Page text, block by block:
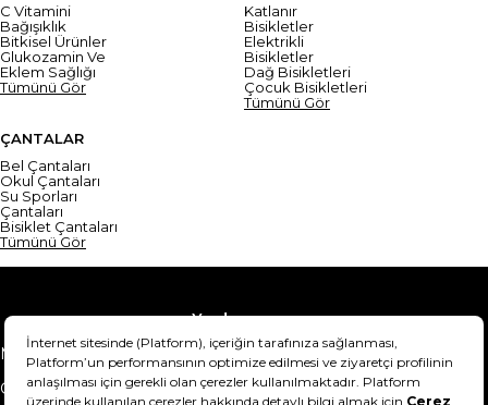
C Vitamini
Bağışıklık
Bitkisel Ürünler
Glukozamin Ve
Eklem Sağlığı
Tümünü Gör
Katlanır
Bisikletler
Elektrikli
Bisikletler
Dağ Bisikletleri
Çocuk Bisikletleri
Tümünü Gör
ÇANTALAR
Bel Çantaları
Okul Çantaları
Su Sporları
Çantaları
Bisiklet Çantaları
Tümünü Gör
Yardım
Mesafeli Satış Sözleşmesi
Teslimat Bilgisi
Gizlilik Sözleşmesi
Şartlar & Koşullar